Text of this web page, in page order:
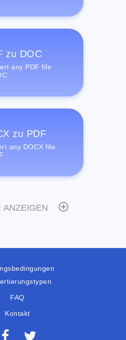
zu DOC
any PDF file
zu PDF
any DOCX file
ANZEIGEN
FAQ
Kontakt